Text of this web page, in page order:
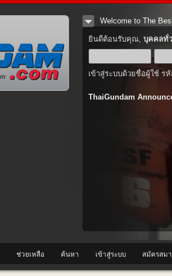
Welcome to The
ยินดีต้อนรับคุณ, บุคคลทั่
เข้าสู่ระบบด้วยชื่อผู้ใช้ ร
ThaiGundam
ช่วยเหลือ ค้นหา เข้าสู่ระบบ สมัครสม